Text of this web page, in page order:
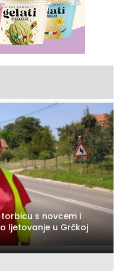
torbicu s novcem i
ljetovanje u Grčkoj